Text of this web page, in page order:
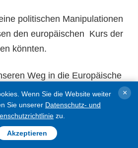
politischen Manipulationen
den europäischen Kurs der
könnten.
Weg in die Europäische
kann uns stoppen. Den
gelungen, dem Orban wird es
betonte de Staatschef.
Wenn Sie die Website weiter
Sie unserer Datenschutz- und
zu.
Akzeptieren
×